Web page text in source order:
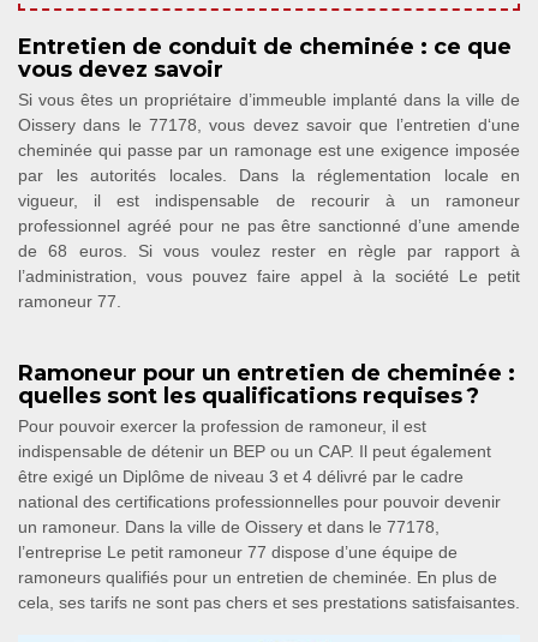
Entretien de conduit de cheminée : ce que
vous devez savoir
Si vous êtes un propriétaire d’immeuble implanté dans la ville de
Oissery dans le 77178, vous devez savoir que l’entretien d‘une
cheminée qui passe par un ramonage est une exigence imposée
par les autorités locales. Dans la réglementation locale en
vigueur, il est indispensable de recourir à un ramoneur
professionnel agréé pour ne pas être sanctionné d’une amende
de 68 euros. Si vous voulez rester en règle par rapport à
l’administration, vous pouvez faire appel à la société Le petit
ramoneur 77.
Ramoneur pour un entretien de cheminée :
quelles sont les qualifications requises ?
Pour pouvoir exercer la profession de ramoneur, il est
indispensable de détenir un BEP ou un CAP. Il peut également
être exigé un Diplôme de niveau 3 et 4 délivré par le cadre
national des certifications professionnelles pour pouvoir devenir
un ramoneur. Dans la ville de Oissery et dans le 77178,
l’entreprise Le petit ramoneur 77 dispose d’une équipe de
ramoneurs qualifiés pour un entretien de cheminée. En plus de
cela, ses tarifs ne sont pas chers et ses prestations satisfaisantes.